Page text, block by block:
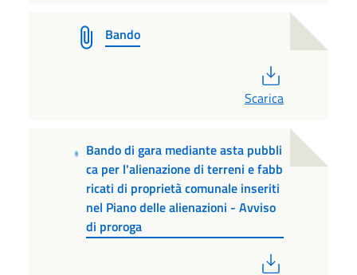
Bando
Scarica
Bando di gara mediante asta pubbli
ca per l'alienazione di terreni e fabb
ricati di proprietà comunale inseriti
nel Piano delle alienazioni - Avviso
di proroga